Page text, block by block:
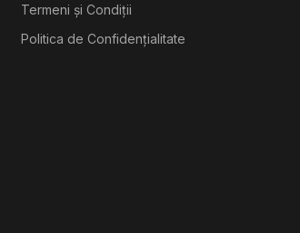
Termeni și Condiții
Politica de Confidențialitate